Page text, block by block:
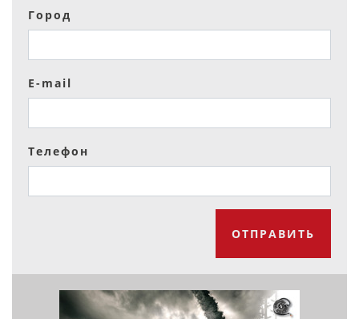
Город
E-mail
Телефон
ОТПРАВИТЬ